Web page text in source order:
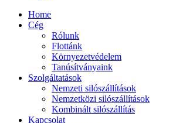
Home
Cég
Rólunk
Flottánk
Környezetvédelem
Tanúsítványaink
Szolgáltatások
Nemzeti silószállítások
Nemzetközi silószállítások
Kombinált silószállítás
Kapcsolat